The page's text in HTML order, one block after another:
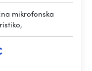
mikrofonska